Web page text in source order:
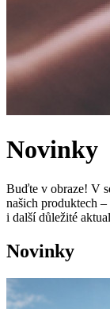
Novinky
Buďte v obraze! V
našich produktech
i další důležité
Novinky